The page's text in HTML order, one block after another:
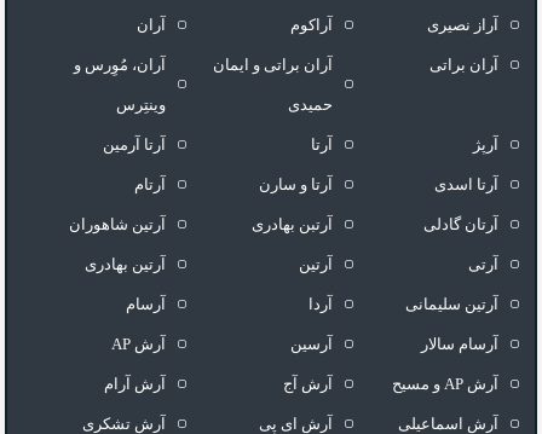
آراز نصیری آراکوم آران
آران براتی آران براتی و ایمان
حمیدی
آران، مُوِرس و
وینتِرس
آرپژ آرتا آرتا آرمین
آرتا اسدی آرتا و سارن آرتام
آرتان گادلی آرتبن بهادری آرتين شاهوران
آرتی آرتین آرتین بهادری
آرتین سلیمانی آردا آرسام
آرسام سالار آرسین آرش AP
آرش AP و مسیح آرش آج آرش آرام
آرش اسماعیلی آرش ای پی آرش تشکری